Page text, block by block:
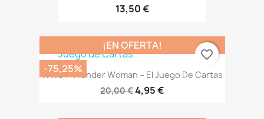
13,50 €
WW84: Wonder Woman – El Juego De Cartas
20,00 €4,95 €
¡EN OFERTA!
-75,25%
favorite_border